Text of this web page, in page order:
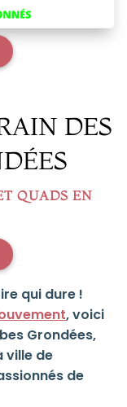
DES
QUADS EN
qui dure !
, voici
Grondées,
ville de
de